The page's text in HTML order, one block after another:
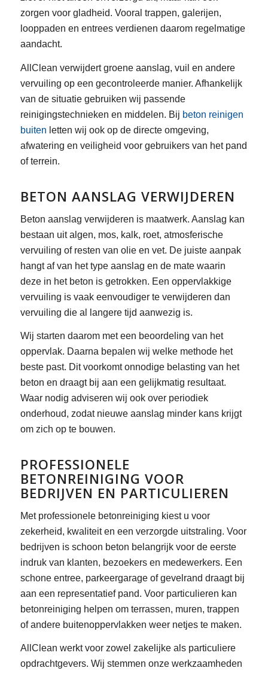
zorgen voor gladheid. Vooral trappen, galerijen,
looppaden en entrees verdienen daarom regelmatige
aandacht.
AllClean verwijdert groene aanslag, vuil en andere
vervuiling op een gecontroleerde manier. Afhankelijk
van de situatie gebruiken wij passende
reinigingstechnieken en middelen. Bij beton reinigen
buiten letten wij ook op de directe omgeving,
afwatering en veiligheid voor gebruikers van het pand
of terrein.
BETON AANSLAG VERWIJDEREN
Beton aanslag verwijderen is maatwerk. Aanslag kan
bestaan uit algen, mos, kalk, roet, atmosferische
vervuiling of resten van olie en vet. De juiste aanpak
hangt af van het type aanslag en de mate waarin
deze in het beton is getrokken. Een oppervlakkige
vervuiling is vaak eenvoudiger te verwijderen dan
vervuiling die al langere tijd aanwezig is.
Wij starten daarom met een beoordeling van het
oppervlak. Daarna bepalen wij welke methode het
beste past. Dit voorkomt onnodige belasting van het
beton en draagt bij aan een gelijkmatig resultaat.
Waar nodig adviseren wij ook over periodiek
onderhoud, zodat nieuwe aanslag minder kans krijgt
om zich op te bouwen.
PROFESSIONELE
BETONREINIGING VOOR
BEDRIJVEN EN PARTICULIEREN
Met professionele betonreiniging kiest u voor
zekerheid, kwaliteit en een verzorgde uitstraling. Voor
bedrijven is schoon beton belangrijk voor de eerste
indruk van klanten, bezoekers en medewerkers. Een
schone entree, parkeergarage of gevelrand draagt bij
aan een representatief pand. Voor particulieren kan
betonreiniging helpen om terrassen, muren, trappen
of andere buitenoppervlakken weer netjes te maken.
AllClean werkt voor zowel zakelijke als particuliere
opdrachtgevers. Wij stemmen onze werkzaamheden